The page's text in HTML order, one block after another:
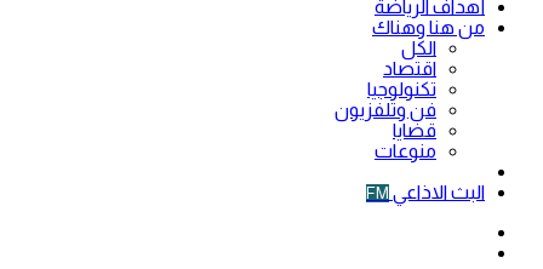
أهداف الرياضة
من هنا وهناك
الكل
اقتصاد
تكنولوجيا
فن وتلفزيون
قضايا
منوعات
البث الاذاعي FM